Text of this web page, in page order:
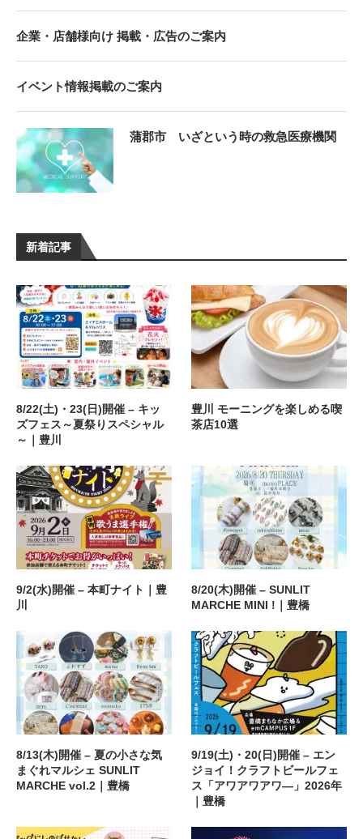
新着記事
8/22(土)・23(日)開催 – キッ
ズフェス～夏祭りスペシャル
～｜豊川
豊川 モーニングを楽しめる喫
茶店10選
9/2(水)開催 – 本町ナイト｜豊
川
8/20(木)開催 – SUNLIT
MARCHE MINI !｜豊橋
8/13(木)開催 – 夏の小さな気
まぐれマルシェ SUNLIT
MARCHE vol.2｜豊橋
9/19(土)・20(日)開催 – エン
ジョイ！クラフトビールフェ
ス「アワアワアワ―」2026年
｜豊橋
企業・店舗様向け 掲載・広告のご案内
イベント情報掲載のご案内
蒲郡市 いざという時の救急医療機関